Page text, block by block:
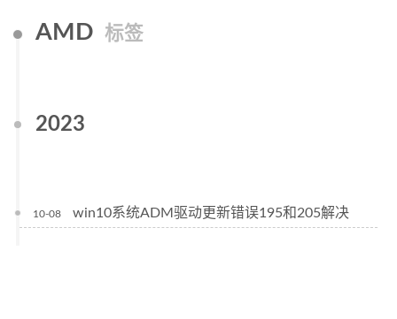
AMD 标签
2023
10-08 win10系统ADM驱动更新错误195和205解决